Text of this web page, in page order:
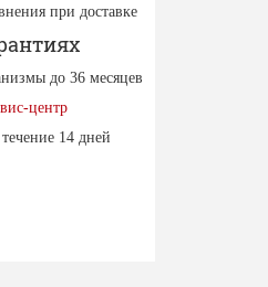
при доставке
до 36 месяцев
центр
14 дней